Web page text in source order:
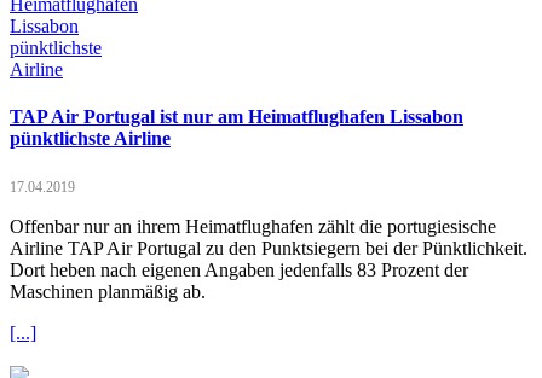
TAP Air Portugal ist nur am Heimatflughafen Lissabon
pünktlichste Airline
17.04.2019
Offenbar nur an ihrem Heimatflughafen zählt die portugiesische
Airline TAP Air Portugal zu den Punktsiegern bei der Pünktlichkeit.
Dort heben nach eigenen Angaben jedenfalls 83 Prozent der
Maschinen planmäßig ab.
[...]